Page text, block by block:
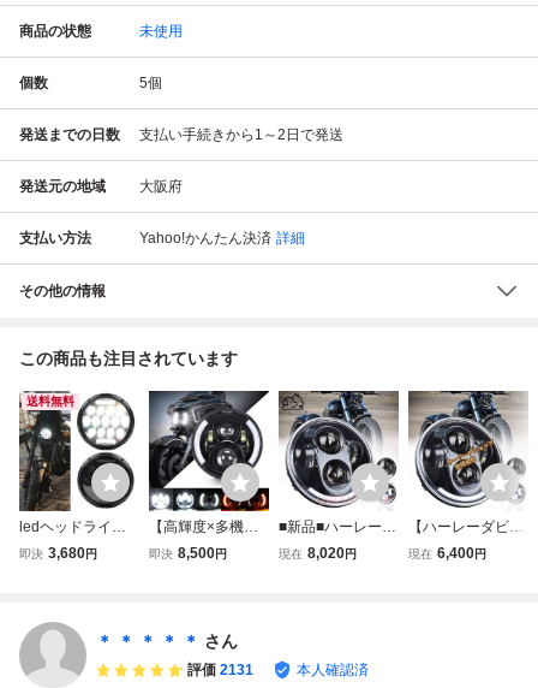
商品の状態 未使用
個数 5個
発送までの日数 支払い手続きから1～2日で発送
発送元の地域 大阪府
支払い方法 Yahoo!かんたん決済 詳細
その他の情報
この商品も注目されています
送料無料
ledヘッドライト 7
インチ DRL付き H
ンダ、スズキ汎用
H4-H13アダプタ
ー 1個 GZD14
即決 3,680円
【高輝度×多機
能】7インチLED
2V対応 ハーレ
R・Z・GSX等対
即決 8,500円
■新品■ハーレーダ
ビッドソン汎用 L
ポーツスター/スー
パーグライド等
現在 8,020円
【ハーレーダビッ
ドソン専用】バイ
現在 6,400円
＊ ＊ ＊ ＊ ＊ さん
評価 2131 本人確認済